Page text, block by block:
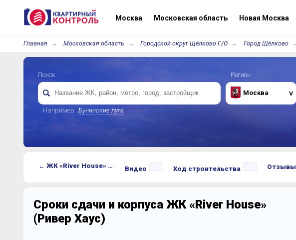
Москва Московская область Новая Москва
Главная Московская область Городской округ Щёлково Г/О Город Щёлково
Поиск
Например: Бунинские луга
Регион
Москва
← ЖК «River House» (Ривер Хаус) Видео Ход строительства Отзывы
Сроки сдачи и корпуса ЖК «River House»
(Ривер Хаус)